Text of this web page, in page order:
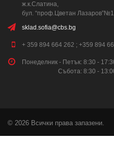
ж.к.Слатина,
бул. “проф.Цветан
sklad.sofia@cbs.bg
+ 359 894 664 262 ; +359 894
Понеделник - Петък: 8:30 -
Събота: 8:30 -
© 2026 Всички права запазени.